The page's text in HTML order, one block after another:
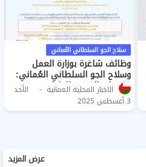
سلاح الجو السلطاني العُماني
وظائف شاغرة بوزارة العمل
وسلاح الجو السلطاني العُماني:
فتح باب التجنيد للطيارين
والجامعيين
الاخبار المحلية العمانية
الأحد
3 أغسطس 2025
عرض المزيد